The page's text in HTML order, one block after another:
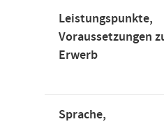
Leistungspunkte,
Voraussetzungen
Erwerb
Sprache,